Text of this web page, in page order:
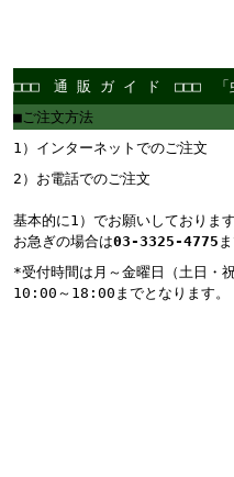
□□□ 通 販 ガ イ ド □□□ 「虫ど
■ご注文方法
1）インターネットでのご注文
2）お電話でのご注文
基本的に1）でお願いしておりま
お急ぎの場合は03-3325-4775
*受付時間は月～金曜日（土日・
10:00～18:00までとなります。